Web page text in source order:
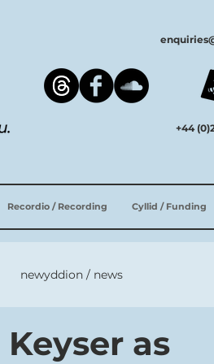
+44
Recordio / Recording Cyllid / Funding
newyddion / news
as